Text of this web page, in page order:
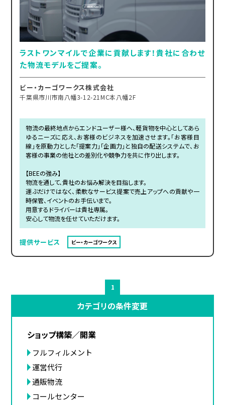
ラストワンマイルで企業に貢献します！貴社に合わせ
た物流モデルをご提案。
ビー・カーゴワークス株式会社
千葉県市川市南八幡3-12-21MC本八幡2F
物流の最終地点からエンドユーザー様へ、軽貨物を中心としてあら
ゆるニーズに応え、お客様のビジネスを加速させます。「お客様目
線」を原動力とした「提案力」「企画力」と独自の配送システムで、お
客様の事業の他社との差別化や競争力を共に作り出します。
【BEEの強み】
物流を通して、貴社のお悩み解決を目指します。
運ぶだけではなく、柔軟なサービス提案で売上アップへの貢献や一
時保管、イベントのお手伝いまで。
用意するドライバーは貴社専属。
安心して物流を任せていただけます。
提供サービス ビー・カーゴワークス
1
カテゴリの条件変更
ショップ構築／開業
フルフィルメント
運営代行
通販物流
コールセンター